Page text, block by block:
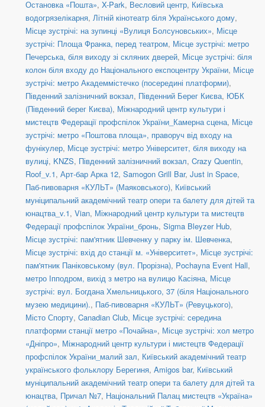
Остановка «Пошта», X-Park, Весловий центр, Київська
водогрязелікарня, Літній кінотеатр біля Українського дому,
Місце зустрічі: на зупинці «Вулиця Болсуновських», Місце
зустрічі: Площа Франка, перед театром, Місце зустрічі: метро
Печерська, біля виходу зі скляних дверей, Місце зустрічі: біля
колон біля входу до Національного експоцентру України, Місце
зустрічі: метро Академмістечко (посередині платформи),
Південний залізничний вокзал, Південний Берег Києва, ЮБК
(Південний берег Києва), Міжнародний центр культури і
мистецтв Федерації профспілок України_Камерна сцена, Місце
зустрічі: метро «Поштова площа», праворуч від входу на
фунікулер, Місце зустрічі: метро Університет, біля виходу на
вулиці, KNZS, Південний залізничний вокзал, Crazy Quentin,
Roof_v.1, Арт-бар Арка 12, Samogon Grill Bar, Just in Space,
Паб-пивоварня «КУЛЬТ» (Маяковського), Київський
муніципальний академічний театр опери та балету для дітей та
юнацтва_v.1, Vian, Міжнародний центр культури та мистецтв
Федерації профспілок України_бронь, Sigma Bleyzer Hub,
Місце зустрічі: пам'ятник Шевченку у парку ім. Шевченка,
Місце зустрічі: вхід до станції м. «Університет», Місце зустрічі:
пам'ятник Паніковському (вул. Прорізна), Pochayna Event Hall,
метро Іпподром, вихід з метро на вулицю Касіяна, Місце
зустрічі: вул. Богдана Хмельницького, 37 (біля Національного
музею медицини)., Паб-пивоварня «КУЛЬТ» (Ревуцького),
Місто Спорту, Canadian Club, Місце зустрічі: середина
платформи станції метро «Почайна», Місце зустрічі: хол метро
«Дніпро», Міжнародний центр культури і мистецтв Федерації
профспілок України_малий зал, Київський академічний театр
українського фольклору Берегиня, Amigos bar, Київський
муніципальний академічний театр опери та балету для дітей та
юнацтва, Причал №7, Національний Палац мистецтв «Україна»